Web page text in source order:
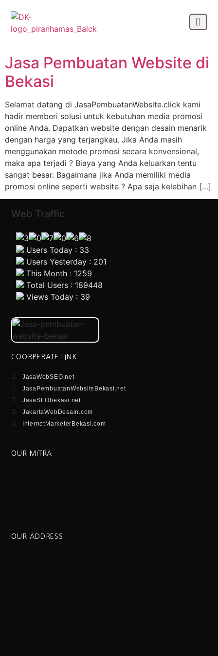
Tag:
jasa pembuatan
header website
Jasa Pembuatan Website di
Bekasi
Selamat datang di JasaPembuatanWebsite.click kami
hadir memberi solusi untuk kebutuhan media promosi
online Anda. Dapatkan website dengan desain menarik
dengan harga yang terjangkau. Jika Anda masih
menggunakan metode promosi secara konvensional,
maka apa terjadi ? Biaya yang Anda keluarkan tentu
sangat besar. Bagaimana jika Anda memiliki media
promosi online seperti website ? Apa saja kelebihan […]
Web Traffic
Users Today : 33
Users Yesterday : 201
This Month : 1259
Total Users : 189448
Views Today : 39
COORPERATE LINK
JasaWebSEO.net
JasaPembuatanWebsiteBekasi.net
JasaSEObekasi.net
JakartaWebDesain.com
InternetMarketerBekasi.com
OUR MITRA
OUR ADDRESS